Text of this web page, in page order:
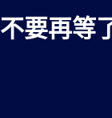
不要再等